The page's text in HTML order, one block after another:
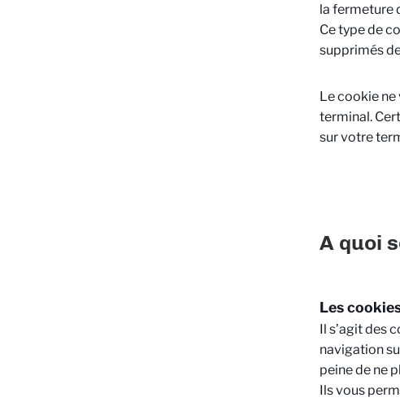
la fermeture
Ce type de
supprimés
Le cookie
terminal.
sur votre
A quoi
Les
Il s’agit des
navigation
peine de ne
Ils vous